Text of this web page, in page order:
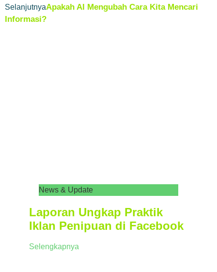
SelanjutnyaApakah AI Mengubah Cara Kita Mencari
Informasi?
News & Update
Laporan Ungkap Praktik
Iklan Penipuan di Facebook
Selengkapnya